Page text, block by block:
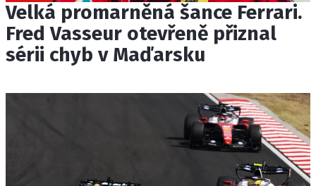
Velká promarněná šance Ferrari.
Fred Vasseur otevřeně přiznal
sérii chyb v Maďarsku